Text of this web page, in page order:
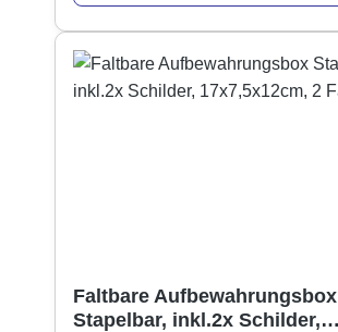
Faltbare Aufbewahrungsbox
Stapelbar, inkl.2x Schilder,